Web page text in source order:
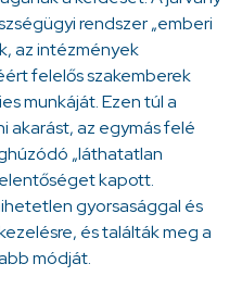
rendszer „emberi
az intézmények
felelős szakemberek
munkáját. Ezen túl a
akarást, az egymás felé
„láthatatlan
kapott.
gyorsasággal és
és találták meg a
módját.